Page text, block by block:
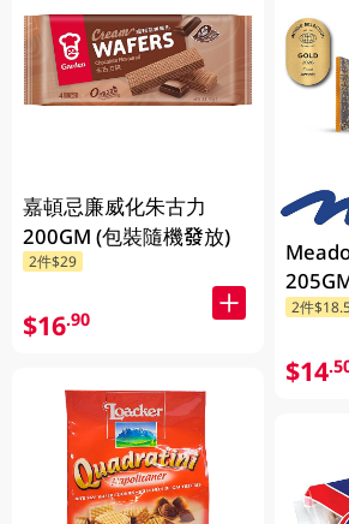
嘉頓忌廉威化朱古力
200GM (包裝隨機發放)
2件$29
$16.90
2件$18.5
$14